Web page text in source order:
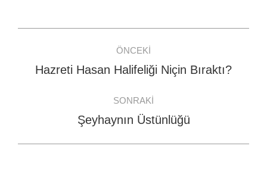
navigation
ÖNCEKI
Previous
Hazreti Hasan Halifeliği Niçin Bıraktı?
SONRAKI
Next
Şeyhaynın Üstünlüğü